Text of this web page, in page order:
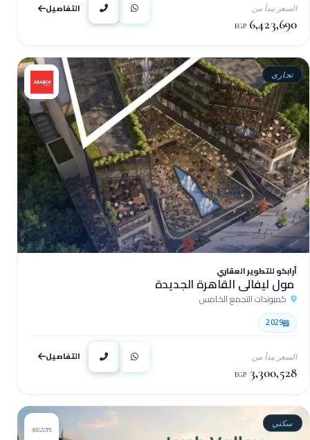
السعر يبدأ من
6,423,690
EGP
التفاصيل
تجارى
أرابكو للتطوير العقاري
مول ليفالي القاهرة الجديدة
كمبوندات التجمع الخامس
2029
السعر يبدأ من
3,300,528
EGP
التفاصيل
سكني